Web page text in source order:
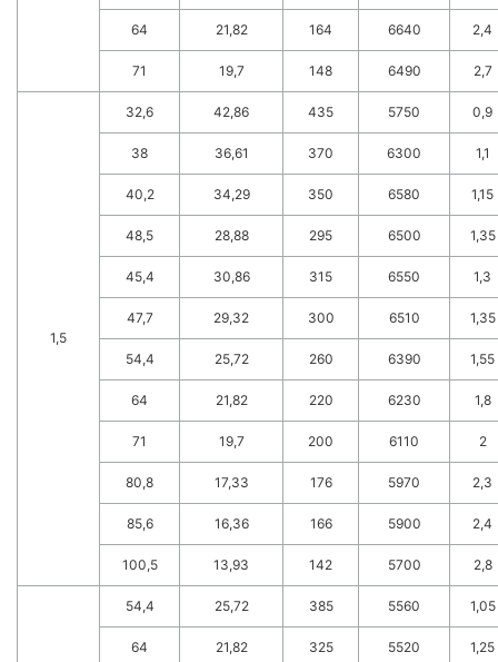
64 21,82 164 6640 2,4
71 19,7 148 6490 2,7
1,5
32,6 42,86 435 5750 0,9
38 36,61 370 6300 1,1
40,2 34,29 350 6580 1,15
48,5 28,88 295 6500 1,35
45,4 30,86 315 6550 1,3
47,7 29,32 300 6510 1,35
54,4 25,72 260 6390 1,55
64 21,82 220 6230 1,8
71 19,7 200 6110 2
80,8 17,33 176 5970 2,3
85,6 16,36 166 5900 2,4
100,5 13,93 142 5700 2,8
54,4 25,72 385 5560 1,05
64 21,82 325 5520 1,25